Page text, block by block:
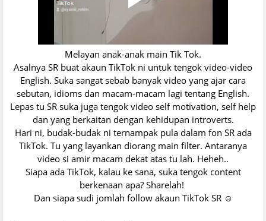
Melayan anak-anak main Tik Tok.
Asalnya SR buat akaun TikTok ni untuk tengok video-video
English. Suka sangat sebab banyak video yang ajar cara
sebutan, idioms dan macam-macam lagi tentang English.
Lepas tu SR suka juga tengok video self motivation, self help
dan yang berkaitan dengan kehidupan introverts.
Hari ni, budak-budak ni ternampak pula dalam fon SR ada
TikTok. Tu yang layankan diorang main filter. Antaranya
video si amir macam dekat atas tu lah. Heheh..
Siapa ada TikTok, kalau ke sana, suka tengok content
berkenaan apa? Sharelah!
Dan siapa sudi jomlah follow akaun TikTok SR ☺️